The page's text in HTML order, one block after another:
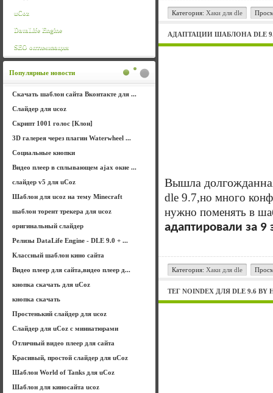
Категория: Хаки для dle
АДАПТАЦИИ ШАБЛОНА DLE
Вышла
dle 9.7,но много
нужно поменять в
адаптировали за 9
Категория: Хаки для dle
ТЕГ NOINDEX ДЛЯ DLE 9.6 BY
uCoz
DataLife Engine
SEO оптимизация
Популярные новости
Скачать шаблон сайта Вконтакте для ...
Слайдер для ucoz
Скрипт 1001 голос [Клон]
3D галерея через плагин Waterwheel ...
Социальные кнопки
Видео плеер в сплывающем ajax окне ...
слайдер v5 для uCoz
Шаблон для ucoz на тему Minecraft
шаблон торент трекера для ucoz
оригинальный слайдер
Релизы DataLife Engine - DLE 9.0 + ...
Классный шаблон кино сайта
Видео плеер для сайта,видео плеер д...
кнопка скачать для uCoz
кнопка скачать
Простенький слайдер для ucoz
Слайдер для uCoz с миниатюрами
Отличный видео плеер для сайта
Красивый, простой слайдер для uCoz
Шаблон World of Tanks для uCoz
Шаблон для киносайта ucoz